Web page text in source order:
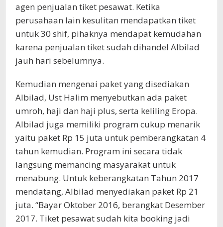
agen penjualan tiket pesawat. Ketika
perusahaan lain kesulitan mendapatkan tiket
untuk 30 shif, pihaknya mendapat kemudahan
karena penjualan tiket sudah dihandel Albilad
jauh hari sebelumnya.
Kemudian mengenai paket yang disediakan
Albilad, Ust Halim menyebutkan ada paket
umroh, haji dan haji plus, serta keliling Eropa.
Albilad juga memiliki program cukup menarik
yaitu paket Rp 15 juta untuk pemberangkatan 4
tahun kemudian. Program ini secara tidak
langsung memancing masyarakat untuk
menabung. Untuk keberangkatan Tahun 2017
mendatang, Albilad menyediakan paket Rp 21
juta. “Bayar Oktober 2016, berangkat Desember
2017. Tiket pesawat sudah kita booking jadi